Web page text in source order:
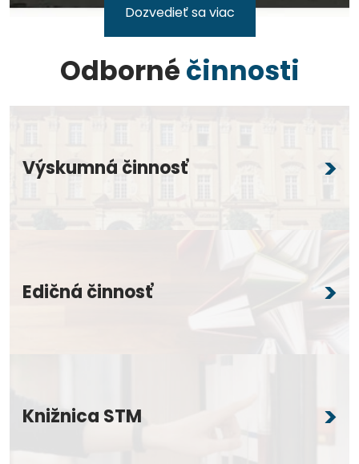
Dozvedieť sa viac
Odbornéčinnosti
Výskumná činnosť
Edičná činnosť
Knižnica STM